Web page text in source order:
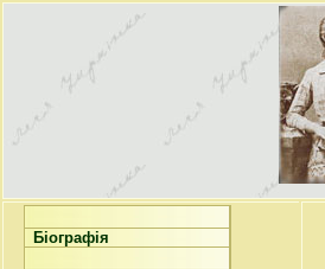
Біографія